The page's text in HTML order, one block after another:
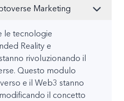
Marketing
le tecnologie
Reality e
rivoluzionando il
Questo modulo
e il Web3 stanno
il concetto